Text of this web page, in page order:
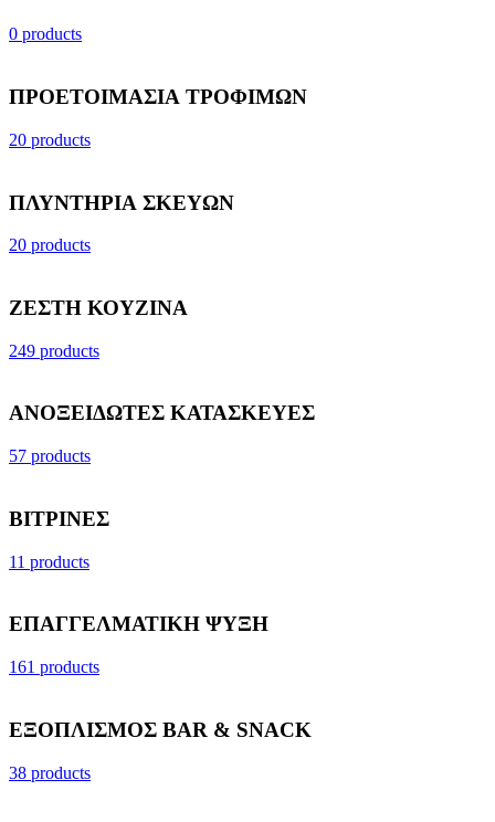
0 products
ΠΡΟΕΤΟΙΜΑΣΙΑ ΤΡΟΦΙΜΩΝ
20 products
ΠΛΥΝΤΗΡΙΑ ΣΚΕΥΩΝ
20 products
ΖΕΣΤΗ ΚΟΥΖΙΝΑ
249 products
ΑΝΟΞΕΙΔΩΤΕΣ ΚΑΤΑΣΚΕΥΕΣ
57 products
ΒΙΤΡΙΝΕΣ
11 products
ΕΠΑΓΓΕΛΜΑΤΙΚΗ ΨΥΞΗ
161 products
ΕΞΟΠΛΙΣΜΟΣ BAR & SNACK
38 products